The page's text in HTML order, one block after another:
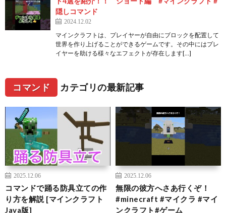
隠しコマンド
2024.12.02
マインクラフトは、プレイヤーが自由にブロックを配置して
世界を作り上げることができるゲームです。その中にはプレ
イヤーを助ける様々なエフェクトが存在します[…]
コマンド カテゴリの最新記事
2025.12.06
コマンドで踊る防具立ての作
り方を解説 [マインクラフト
Java版]
2025.12.06
無限の彼方へさあ行くぞ！
#minecraft #マイクラ #マイ
ンクラフト#ゲーム